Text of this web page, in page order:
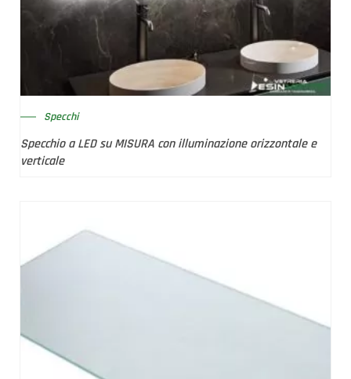
Specchi
Specchio a LED su MISURA con illuminazione orizzontale e
verticale